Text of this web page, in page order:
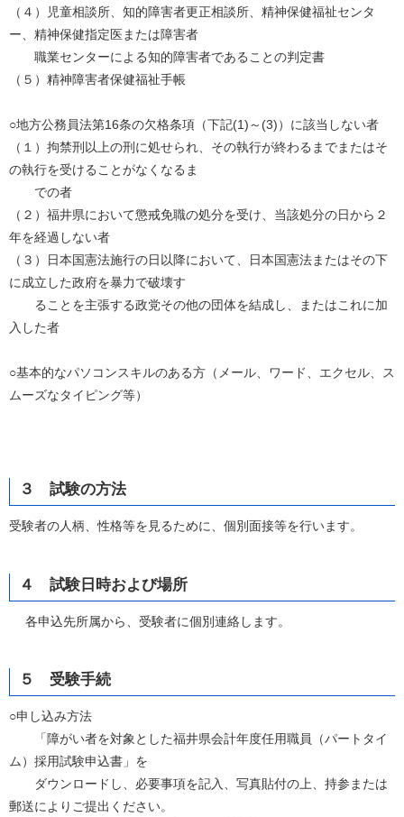
（４）児童相談所、知的障害者更正相談所、精神保健福祉センタ
ー、精神保健指定医または障害者
職業センターによる知的障害者であることの判定書
（５）精神障害者保健福祉手帳
○地方公務員法第16条の欠格条項（下記(1)～(3)）に該当しない者
（１）拘禁刑以上の刑に処せられ、その執行が終わるまでまたはそ
の執行を受けることがなくなるま
での者
（２）福井県において懲戒免職の処分を受け、当該処分の日から２
年を経過しない者
（３）日本国憲法施行の日以降において、日本国憲法またはその下
に成立した政府を暴力で破壊す
ることを主張する政党その他の団体を結成し、またはこれに加
入した者
○基本的なパソコンスキルのある方（メール、ワード、エクセル、ス
ムーズなタイピング等）
３ 試験の方法
受験者の人柄、性格等を見るために、個別面接等を行います。
４ 試験日時および場所
各申込先所属から、受験者に個別連絡します。
５ 受験手続
○申し込み方法
「障がい者を対象とした福井県会計年度任用職員（パートタイ
ム）採用試験申込書」を
ダウンロードし、必要事項を記入、写真貼付の上、持参または
郵送によりご提出ください。